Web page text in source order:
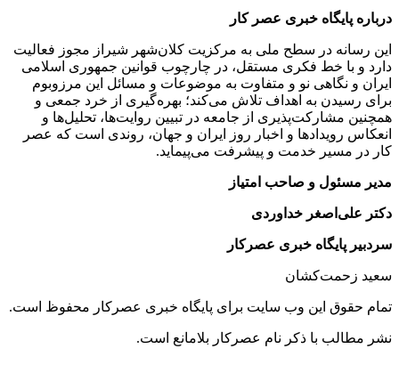
درباره پایگاه خبری عصر کار
این رسانه در سطح ملی به مرکزیت کلان‌شهر شیراز مجوز فعالیت
دارد و با خط فکری مستقل، در چارچوب قوانین جمهوری اسلامی
ایران و نگاهی نو و متفاوت به موضوعات ‌و مسائل این مرزوبوم
برای رسیدن به اهداف تلاش می‌کند؛ بهره‌گیری از خرد جمعی و
همچنین مشارکت‌پذیری از جامعه در تبیین روایت‌ها، تحلیل‌ها و
انعکاس رویدادها و اخبار روز ایران و جهان، روندی است که عصر
کار در مسیر خدمت و پیشرفت می‌پیماید.
مدیر مسئول و صاحب امتیاز
دکتر علی‌اصغر خداوردی
سردبیر پایگاه خبری عصرکار
سعید زحمت‌کشان
تمام حقوق این وب سایت برای پایگاه خبری عصرکار محفوظ است.
نشر مطالب با ذکر نام عصرکار بلامانع است.